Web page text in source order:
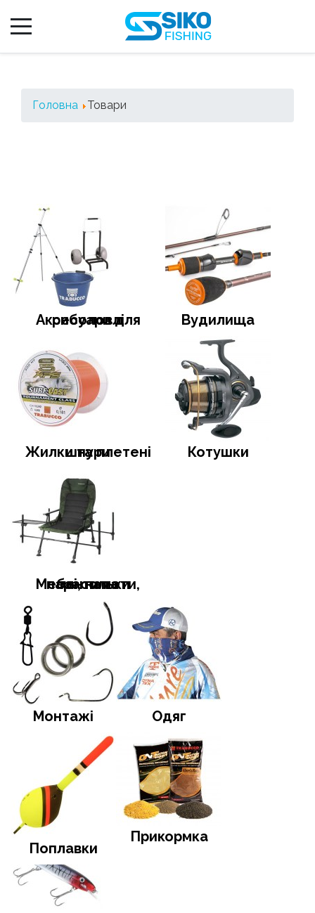
Головна Товари
Аксесуари для риболовлі Вудилища
Жилки та плетені шнури Котушки
Меблі, намети, тенти та парасольки
Монтажі Одяг
Поплавки
Прикормка